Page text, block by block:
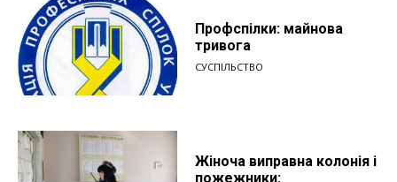
Профспілки: майнова
тривога
СУСПІЛЬСТВО
Жіноча виправна колонія і
пожежники: